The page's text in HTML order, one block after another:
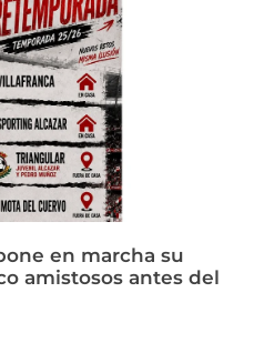
en marcha su
amistosos antes del